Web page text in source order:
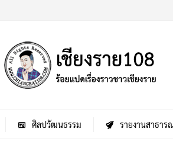
ศิลปวัฒนธรรม รายงานสาธาร